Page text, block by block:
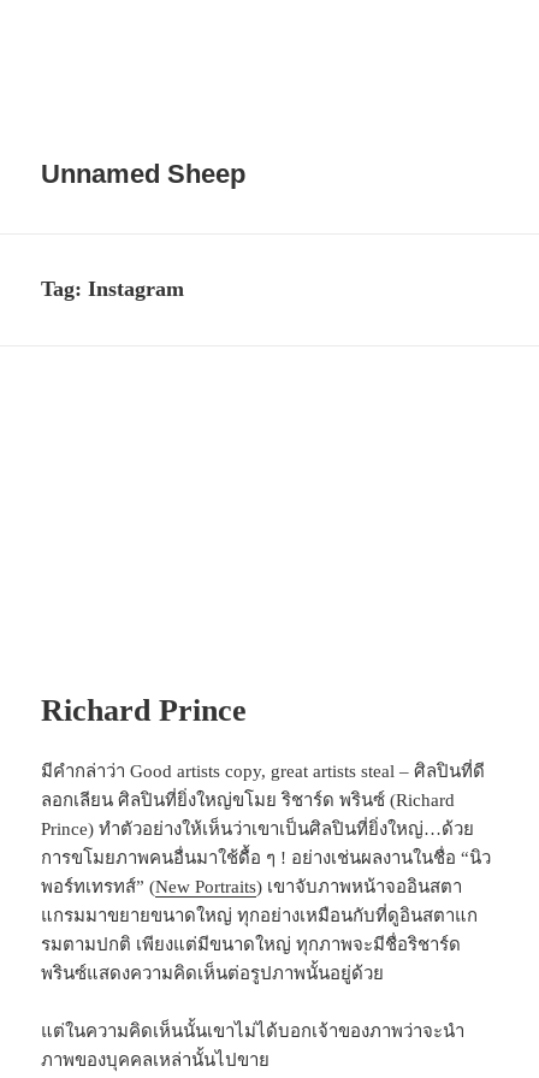
Unnamed Sheep
Tag:Instagram
Richard Prince
มีคำกล่าว่า Good artists copy, great artists steal – ศิลปินที่ดี
ลอกเลียน ศิลปินที่ยิ่งใหญ่ขโมย ริชาร์ด พรินซ์ (Richard
Prince) ทำตัวอย่างให้เห็นว่าเขาเป็นศิลปินที่ยิ่งใหญ่…ด้วย
การขโมยภาพคนอื่นมาใช้ดื้อ ๆ ! อย่างเช่นผลงานในชื่อ “นิว
พอร์ทเทรทส์” (New Portraits) เขาจับภาพหน้าจออินสตา
แกรมมาขยายขนาดใหญ่ ทุกอย่างเหมือนกับที่ดูอินสตาแก
รมตามปกติ เพียงแต่มีขนาดใหญ่ ทุกภาพจะมีชื่อริชาร์ด
พรินซ์แสดงความคิดเห็นต่อรูปภาพนั้นอยู่ด้วย
แต่ในความคิดเห็นนั้นเขาไม่ได้บอกเจ้าของภาพว่าจะนำ
ภาพของบุคคลเหล่านั้นไปขาย